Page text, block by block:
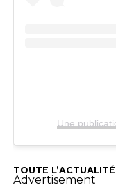
Une
TOUTE
Advertisement